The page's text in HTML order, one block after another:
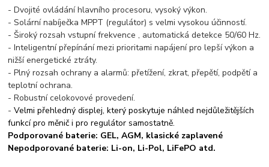
- Dvojité ovládání hlavního procesoru, vysoký výkon.
- Solární nabíječka MPPT (regulátor) s velmi vysokou účinností.
- Široký rozsah vstupní frekvence , automatická detekce 50/60 Hz.
- Inteligentní přepínání mezi prioritami napájení pro lepší výkon a
nižší energetické ztráty.
- Plný rozsah ochrany a alarmů: přetížení, zkrat, přepětí, podpětí a
teplotní ochrana.
- Robustní celokovové provedení.
- Velmi přehledný displej, který poskytuje náhled nejdůležitějších
funkcí pro měnič i pro regulátor samostatně.
Podporované baterie: GEL, AGM, klasické zaplavené
Nepodporované baterie: Li-on, Li-Pol, LiFePO atd.